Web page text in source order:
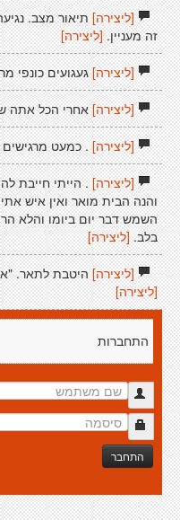
[ליצירה]תיאור מצב.
זה מעניין. [ליצירה]
[ליצירה]געגועים כונפי
[ליצירה]אחרי הכל אתה
[ליצירה]. כמעט מרגישים
[ליצירה]. הייתי חייבת
והנה הבית מואר ואין איש
השמש דבר יום ביומו והלא
בלב.[ליצירה]
[ליצירה]היטבת לתאר.
[ליצירה]
התחברות
התחבר